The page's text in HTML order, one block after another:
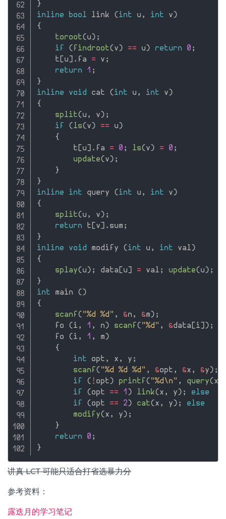
}
inline
bool link ( int u , int v )
{
toroot( u ) ;
if
( findroot( v ) == u ) return 0 ;
    t
u . fa = v ;
return
1 ;
}
inline
void cat ( int u , int v )
{
split( u , v ) ;
if
( ls( v ) == u )
{
        t
u . fa = 0 ; ls( v ) = 0 ;
update( v ) ;
}
}
inline
int query ( int u , int v )
{
split( u , v ) ;
return t v . sum ;
}
inline
void modify ( int u , int val )
{
splay( u ) ; data u = val ; update( u ) ;
}
int main ( )
{
scanf ( "%d %d" , &n , &m ) ;
    fo
( i , 1 , n ) scanf ( "%d" , &data i ) ;
    fo
( i , 1 , m )
{
int opt , x , y ;
scanf ( "%d %d %d" , &opt , &x , &y ) ;
if
( ! opt ) printf ( "%d\n" , query( x
if
( opt == 1 ) link( x , y ) ;
else
if
( opt == 2 ) cat( x , y ) ;
else
modify( x , y ) ;
}
return
0 ;
}
讲真 LCT 可能只适合打省选暴力分
参考资料：
露迭月的学习笔记